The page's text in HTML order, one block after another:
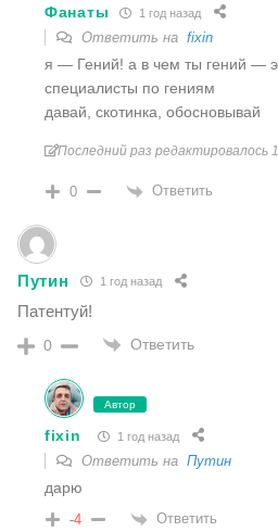
Фанаты 1 год назад
Ответить на fixin
я — Гений! а в чем ты гений —
специалисты по гениям
давай, скотинка, обосновывай
Последний раз редактировалось
0 Ответить
Путин 1 год назад
Патентуй!
0 Ответить
Автор
fixin 1 год назад
Ответить на Путин
дарю
-4 Ответить